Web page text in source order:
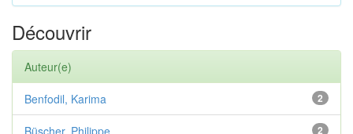
Découvrir
Auteur(e)
2
Benfodil, Karima
2
Büscher, Philippe